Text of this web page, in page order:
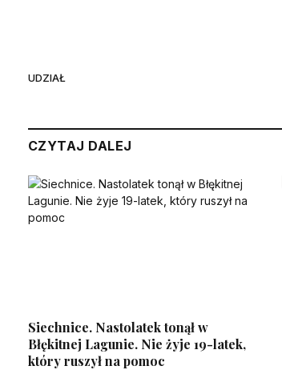
UDZIAŁ
CZYTAJ DALEJ
Siechnice. Nastolatek tonął w
Błękitnej Lagunie. Nie żyje 19-latek,
który ruszył na pomoc